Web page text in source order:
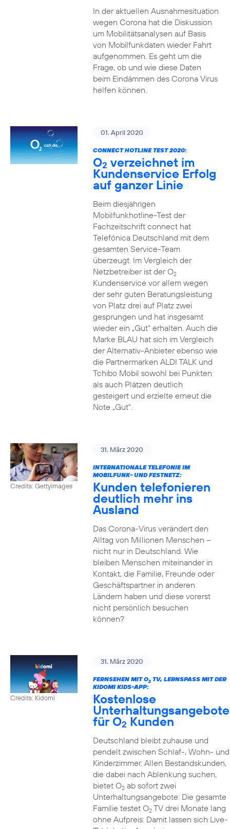
In der aktuellen Ausnahmesituation
wegen Corona hat die Diskussion
um Mobilitätsanalysen auf Basis
von Mobilfunkdaten wieder Fahrt
aufgenommen. Es geht um die
Frage, ob und wie diese Daten
beim Eindämmen des Corona Virus
helfen können.
01. April 2020
CONNECT HOTLINE TEST 2020:
O2 verzeichnet im
Kundenservice Erfolg
auf ganzer Linie
Beim diesjährigen
Mobilfunkhotline-Test der
Fachzeitschrift connect hat
Telefónica Deutschland mit dem
gesamten Service-Team
überzeugt. Im Vergleich der
Netzbetreiber ist der O2
Kundenservice vor allem wegen
der sehr guten Beratungsleistung
von Platz drei auf Platz zwei
gesprungen und hat insgesamt
wieder ein „Gut“ erhalten. Auch die
Marke BLAU hat sich im Vergleich
der Alternativ-Anbieter ebenso wie
die Partnermarken ALDI TALK und
Tchibo Mobil sowohl bei Punkten
als auch Plätzen deutlich
gesteigert und erzielte erneut die
Note „Gut“.
Credits: Gettyimages
31. März 2020
INTERNATIONALE TELEFONIE IM
MOBILFUNK- UND FESTNETZ:
Kunden telefonieren
deutlich mehr ins
Ausland
Das Corona-Virus verändert den
Alltag von Millionen Menschen –
nicht nur in Deutschland. Wie
bleiben Menschen miteinander in
Kontakt, die Familie, Freunde oder
Geschäftspartner in anderen
Ländern haben und diese vorerst
nicht persönlich besuchen
können?
Credits: Kidomi
31. März 2020
FERNSEHEN MIT O2TV, LERNSPASS MIT DER K
IDOMI KIDS-APP:
Kostenlose
Unterhaltungsangebote
für O2 Kunden
Deutschland bleibt zuhause und
pendelt zwischen Schlaf-, Wohn- und
Kinderzimmer. Allen Bestandskunden,
die dabei nach Ablenkung suchen,
bietet O2ab sofort zwei
Unterhaltungsangebote: Die gesamte
Familie testet O2TV drei Monate lang
ohne Aufpreis: Damit lassen sich Live-